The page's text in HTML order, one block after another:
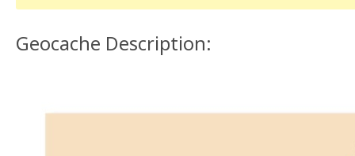
Geocache Description: